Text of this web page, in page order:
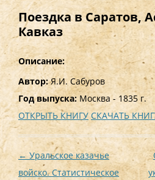
Поездка в Саратов,
Кавказ
Описание:
Автор:Я.И. Сабуров
Год выпуска: Москва - 1835 г.
ОТКРЫТЬ КНИГУ СКАЧАТЬ
Навигация
по
← Уральское казачье
войско. Статистическое